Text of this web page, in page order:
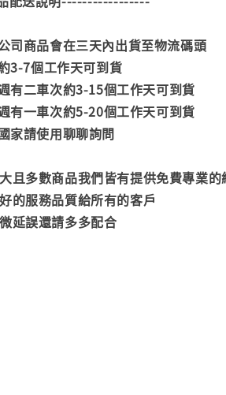
司商品會在三天內出貨至物流碼頭
3-7個工作天可到貨
有二車次約3-15個工作天可到貨
有一車次約5-20個工作天可到貨
家請使用聊聊詢問
且多數商品我們皆有提供免費專業的
的服務品質給所有的客戶
延誤還請多多配合